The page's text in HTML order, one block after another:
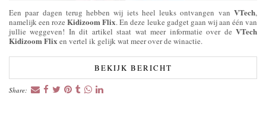
Een paar dagen terug hebben wij iets heel leuks ontvangen van VTech,
namelijk een rozeKidizoom Flix. En deze leuke gadget gaan wij aan één van
jullie weggeven! In dit artikel staat wat meer informatie over de VTech
Kidizoom Flix en vertel ik gelijk wat meer over de winactie.
BEKIJK BERICHT
Share: